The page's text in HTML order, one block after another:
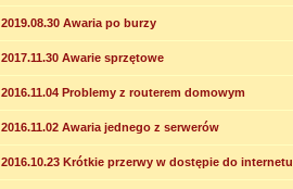
2019.08.30 Awaria po burzy
2017.11.30 Awarie sprzętowe
2016.11.04 Problemy z routerem domowym
2016.11.02 Awaria jednego z serwerów
2016.10.23 Krótkie przerwy w dostępie do internetu